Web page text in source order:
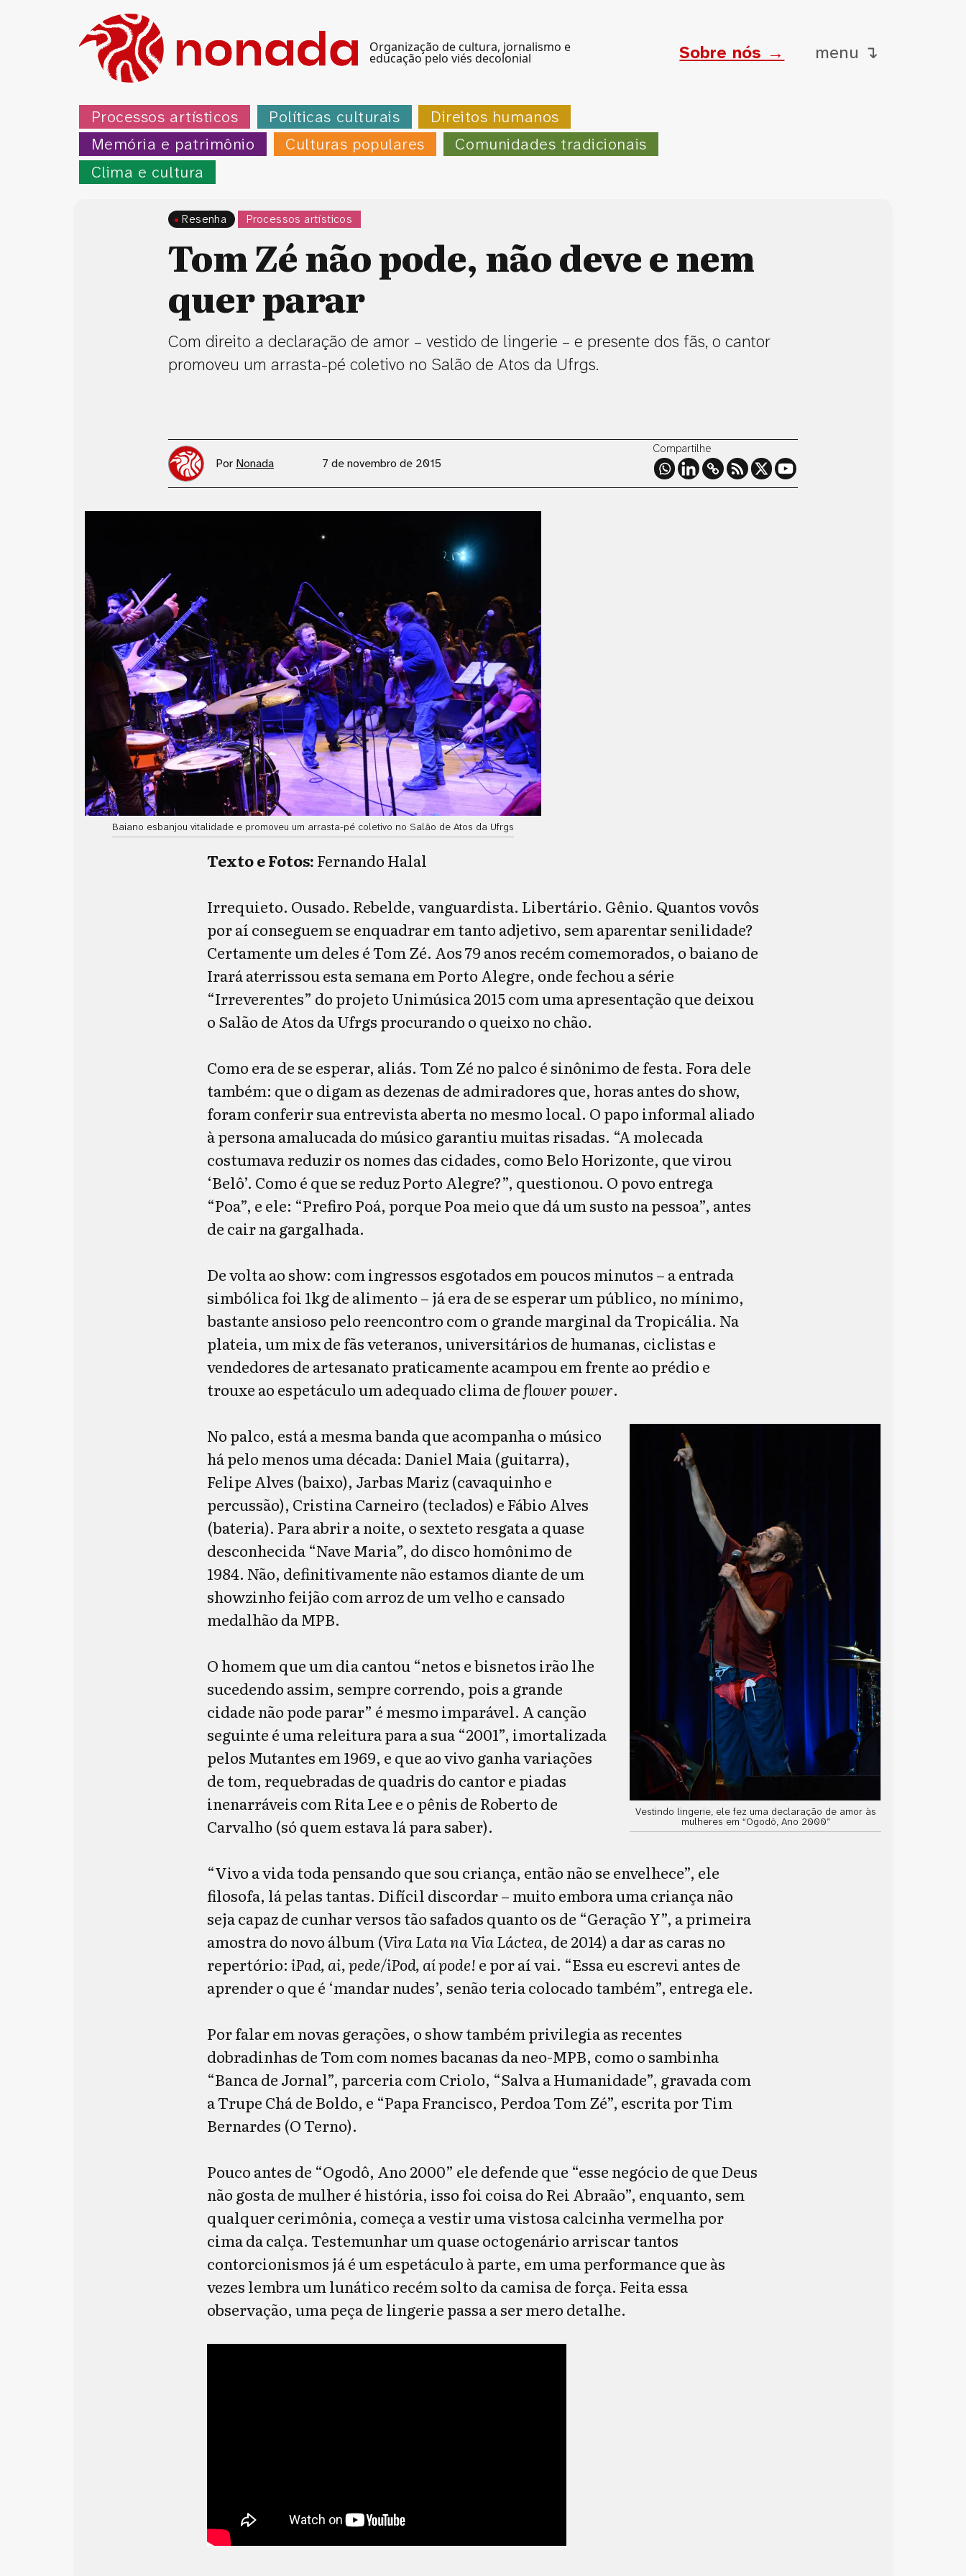
Organização de cultura, jornalismo e
educação pelo viés decolonial Sobre nós → menu ↴
Processos artísticos Políticas culturais
Direitos humanos
Memória e patrimônio
Culturas populares
Comunidades tradicionais
Clima e cultura
Processos artísticos
Resenha
Tom Zé não pode, não deve e nem
quer parar
Com direito a declaração de amor – vestido de lingerie – e presente dos fãs, o cantor
promoveu um arrasta-pé coletivo no Salão de Atos da Ufrgs.
Por Nonada 7 de novembro de 2015
Compartilhe
Baiano esbanjou vitalidade e promoveu um arrasta-pé coletivo no Salão de Atos da Ufrgs
Texto e Fotos:Fernando Halal
Irrequieto. Ousado. Rebelde, vanguardista. Libertário. Gênio. Quantos vovôs
por aí conseguem se enquadrar em tanto adjetivo, sem aparentar senilidade?
Certamente um deles é Tom Zé. Aos 79 anos recém comemorados, o baiano de
Irará aterrissou esta semana em Porto Alegre, onde fechou a série
“Irreverentes” do projeto Unimúsica 2015 com uma apresentação que deixou
o Salão de Atos da Ufrgs procurando o queixo no chão.
Como era de se esperar, aliás. Tom Zé no palco é sinônimo de festa. Fora dele
também: que o digam as dezenas de admiradores que, horas antes do show,
foram conferir sua entrevista aberta no mesmo local. O papo informal aliado
à persona amalucada do músico garantiu muitas risadas. “A molecada
costumava reduzir os nomes das cidades, como Belo Horizonte, que virou
‘Belô’. Como é que se reduz Porto Alegre?”, questionou. O povo entrega
“Poa”, e ele: “Prefiro Poá, porque Poa meio que dá um susto na pessoa”, antes
de cair na gargalhada.
De volta ao show: com ingressos esgotados em poucos minutos–a entrada
simbólica foi 1kg de alimento–já era de se esperar um público, no mínimo,
bastante ansioso pelo reencontro com o grande marginal da Tropicália. Na
plateia, um mix de fãs veteranos, universitários de humanas, ciclistas e
vendedores de artesanato praticamente acampou em frente ao prédio e
trouxe ao espetáculo um adequado clima deflower power.
Vestindo lingerie, ele fez uma declaração de amor às
mulheres em “Ogodô, Ano 2000”
No palco, está a mesma banda que acompanha o músico
há pelo menos uma década: Daniel Maia (guitarra),
Felipe Alves (baixo), Jarbas Mariz (cavaquinho e
percussão), Cristina Carneiro (teclados) e Fábio Alves
(bateria). Para abrir a noite, o sexteto resgata a quase
desconhecida “Nave Maria”, do disco homônimo de
1984. Não, definitivamente não estamos diante de um
showzinho feijão com arroz de um velho e cansado
medalhão da MPB.
O homem que um dia cantou “netos e bisnetos irão lhe
sucedendo assim, sempre correndo, pois a grande
cidade não pode parar” é mesmo imparável. A canção
seguinte é uma releitura para a sua “2001”, imortalizada
pelos Mutantes em 1969, e que ao vivo ganha variações
de tom, requebradas de quadris do cantor e piadas
inenarráveis com Rita Lee e o pênis de Roberto de
Carvalho (só quem estava lá para saber).
“Vivo a vida toda pensando que sou criança, então não se envelhece”, ele
filosofa, lá pelas tantas. Difícil discordar – muito embora uma criança não
seja capaz de cunhar versos tão safados quanto os de “Geração Y”, a primeira
amostra do novo álbum (Vira Lata na Via Láctea, de 2014) a dar as caras no
repertório:iPad, ai, pede/iPod, aí pode!e por aí vai. “Essa eu escrevi antes de
aprender o que é ‘mandar nudes’, senão teria colocado também”, entrega ele.
Por falar em novas gerações, o show também privilegia as recentes
dobradinhas de Tom com nomes bacanas da neo-MPB, como o sambinha
“Banca de Jornal”, parceria com Criolo, “Salva a Humanidade”, gravada com
a Trupe Chá de Boldo, e “Papa Francisco, Perdoa Tom Zé”, escrita por Tim
Bernardes (O Terno).
Pouco antes de “Ogodô, Ano 2000” ele defende que “esse negócio de que Deus
não gosta de mulher é história, isso foi coisa do Rei Abraão”, enquanto, sem
qualquer cerimônia, começa a vestir uma vistosa calcinha vermelha por
cima da calça. Testemunhar um quase octogenário arriscar tantos
contorcionismos já é um espetáculo à parte, em uma performance que às
vezes lembra um lunático recém solto da camisa de força. Feita essa
observação, uma peça de lingerie passa a ser mero detalhe.